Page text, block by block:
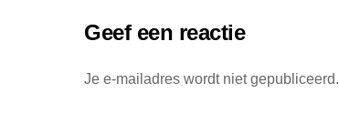
Geef een reactie
Je e-mailadres wordt niet gepubliceerd.